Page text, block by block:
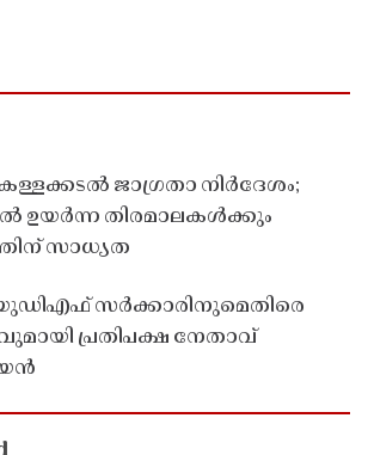
ജാഗ്രതാ നിർദേശം;
ഉയർന്ന തിരമാലകൾക്കും
സാധ്യത
യുഡിഎഫ് സർക്കാരിനുമെതിരെ
പ്രതിപക്ഷ നേതാവ്